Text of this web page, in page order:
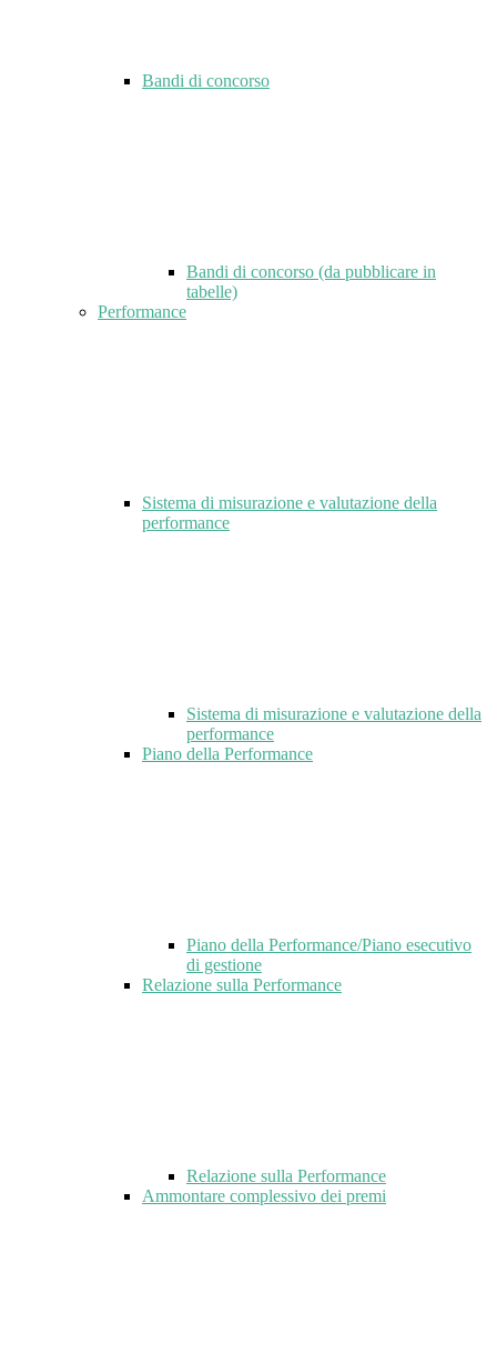
Bandi di concorso
Bandi di concorso (da pubblicare in
tabelle)
Performance
Sistema di misurazione e valutazione della
performance
Sistema di misurazione e valutazione della
performance
Piano della Performance
Piano della Performance/Piano esecutivo
di gestione
Relazione sulla Performance
Relazione sulla Performance
Ammontare complessivo dei premi